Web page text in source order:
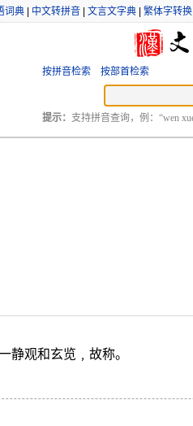
词典| 中文转拼音| 文言文字典| 繁体字转换
按拼音检索 按部首检索
提示： 支持拼音查询，例：“wen
静观和玄览﹐故称。